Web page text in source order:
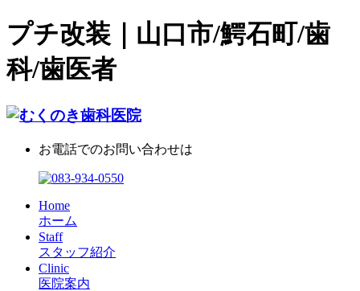
プチ改装｜山口市/鰐石町/歯
科/歯医者
お電話でのお問い合わせは
Home
ホーム
Staff
スタッフ紹介
Clinic
医院案内